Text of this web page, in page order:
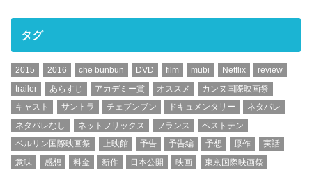
タグ
2015 2016 che bunbun DVD film mubi Netflix
review
trailer
あらすじ アカデミー賞 オススメ
カンヌ国際映画祭
キャスト
サントラ チェブンブン ドキュメンタリー
ネタバレ
ネタバレなし
ネットフリックス フランス
ベストテン
ベルリン国際映画祭
上映館 予告 予告編 予想 原作
実話
意味
感想 料金 新作 日本公開 映画
東京国際映画祭